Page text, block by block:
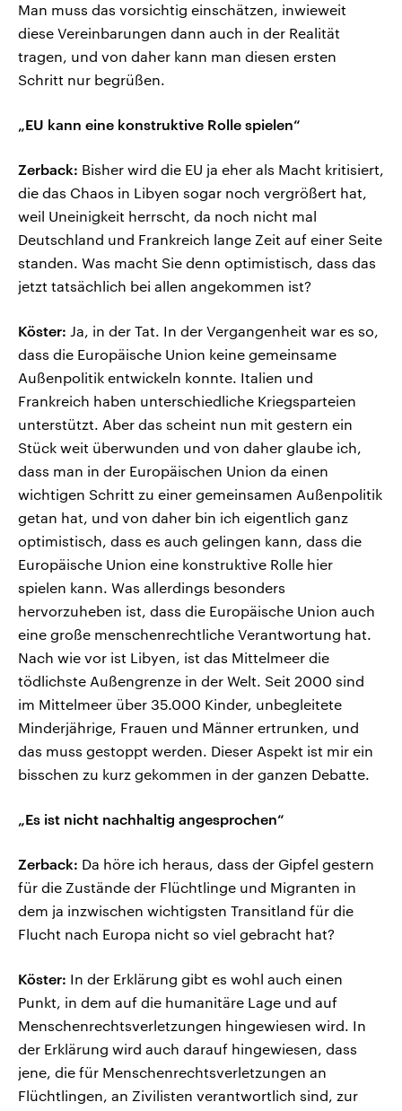
Man muss das vorsichtig einschätzen, inwieweit
diese Vereinbarungen dann auch in der Realität
tragen, und von daher kann man diesen ersten
Schritt nur begrüßen.
„EU kann eine konstruktive Rolle spielen“
Zerback: Bisher wird die EU ja eher als Macht kritisiert,
die das Chaos in Libyen sogar noch vergrößert hat,
weil Uneinigkeit herrscht, da noch nicht mal
Deutschland und Frankreich lange Zeit auf einer Seite
standen. Was macht Sie denn optimistisch, dass das
jetzt tatsächlich bei allen angekommen ist?
Köster: Ja, in der Tat. In der Vergangenheit war es so,
dass die Europäische Union keine gemeinsame
Außenpolitik entwickeln konnte. Italien und
Frankreich haben unterschiedliche Kriegsparteien
unterstützt. Aber das scheint nun mit gestern ein
Stück weit überwunden und von daher glaube ich,
dass man in der Europäischen Union da einen
wichtigen Schritt zu einer gemeinsamen Außenpolitik
getan hat, und von daher bin ich eigentlich ganz
optimistisch, dass es auch gelingen kann, dass die
Europäische Union eine konstruktive Rolle hier
spielen kann. Was allerdings besonders
hervorzuheben ist, dass die Europäische Union auch
eine große menschenrechtliche Verantwortung hat.
Nach wie vor ist Libyen, ist das Mittelmeer die
tödlichste Außengrenze in der Welt. Seit 2000 sind
im Mittelmeer über 35.000 Kinder, unbegleitete
Minderjährige, Frauen und Männer ertrunken, und
das muss gestoppt werden. Dieser Aspekt ist mir ein
bisschen zu kurz gekommen in der ganzen Debatte.
„Es ist nicht nachhaltig angesprochen“
Zerback: Da höre ich heraus, dass der Gipfel gestern
für die Zustände der Flüchtlinge und Migranten in
dem ja inzwischen wichtigsten Transitland für die
Flucht nach Europa nicht so viel gebracht hat?
Köster: In der Erklärung gibt es wohl auch einen
Punkt, in dem auf die humanitäre Lage und auf
Menschenrechtsverletzungen hingewiesen wird. In
der Erklärung wird auch darauf hingewiesen, dass
jene, die für Menschenrechtsverletzungen an
Flüchtlingen, an Zivilisten verantwortlich sind, zur